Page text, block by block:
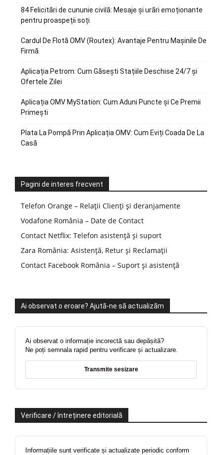
84 Felicitări de cununie civilă: Mesaje și urări emoționante
pentru proaspeții soți
Cardul De Flotă OMV (Routex): Avantaje Pentru Mașinile De
Firmă
Aplicația Petrom: Cum Găsești Stațiile Deschise 24/7 și
Ofertele Zilei
Aplicația OMV MyStation: Cum Aduni Puncte și Ce Premii
Primești
Plata La Pompă Prin Aplicația OMV: Cum Eviți Coada De La
Casă
Pagini de interes frecvent
Telefon Orange – Relații Clienți și deranjamente
Vodafone România – Date de Contact
Contact Netflix: Telefon asistență și suport
Zara România: Asistență, Retur și Reclamații
Contact Facebook România – Suport și asistență
Ai observat o eroare? Ajută-ne să actualizăm
Ai observat o informație incorectă sau depășită?
Ne poți semnala rapid pentru verificare și actualizare.
Transmite sesizare
Verificare / întreținere editorială
Informațiile sunt verificate și actualizate periodic conform